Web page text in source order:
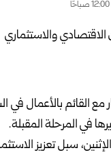
القائم بالأعمال في
في المرحلة المقبلة.
سبل تعزيز